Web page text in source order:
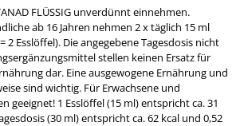
FLÜSSIG unverdünnt einnehmen.
ab 16 Jahren nehmen 2 x täglich 15 ml
2 Esslöffel). Die angegebene Tagesdosis nicht
stellen keinen Ersatz für
dar. Eine ausgewogene Ernährung und
sind wichtig. Für Erwachsene und
geeignet! 1 Esslöffel (15 ml) entspricht ca. 31
(30 ml) entspricht ca. 62 kcal und 0,52